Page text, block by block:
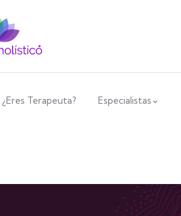
¿Eres Terapeuta? Especialistas